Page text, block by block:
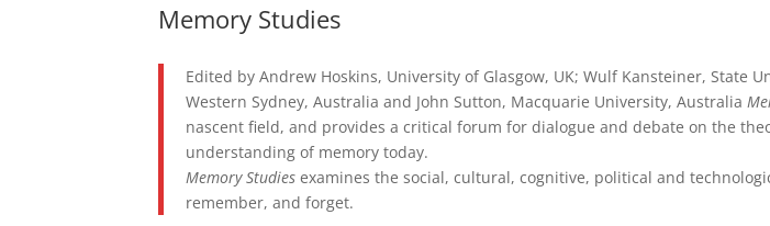
Memory Studies
Edited by Andrew Hoskins, University of Glasgow, UK; Wulf Kansteiner, State
Western Sydney, Australia and John Sutton, Macquarie University, Australia
nascent field, and provides a critical forum for dialogue and debate on the
understanding of memory today.
Memory Studies examines the social, cultural, cognitive, political and
remember, and forget.